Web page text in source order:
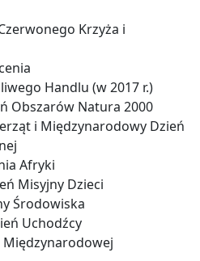
Krzyża i
Handlu (w 2017 r.)
Obszarów Natura 2000
i Międzynarodowy Dzień
Afryki
Misyjny Dzieci
Środowiska
Uchodźcy
Międzynarodowej